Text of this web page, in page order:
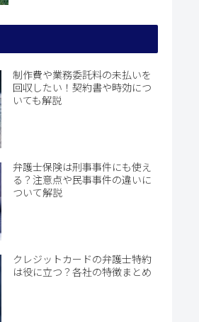
制作費や業務委託料の未払いを
回収したい！契約書や時効につ
いても解説
弁護士保険は刑事事件にも使え
る？注意点や民事事件の違いに
ついて解説
クレジットカードの弁護士特約
は役に立つ？各社の特徴まとめ